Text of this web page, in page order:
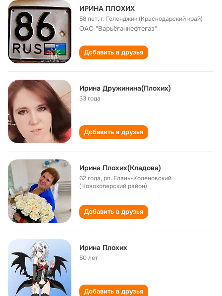
ИРИНА ПЛОХИХ
58 лет,г. Геленджик (Краснодарский край)
ОАО "Варьёганнефтегаз"
Добавить в друзья
Ирина Дружинина(Плохих)
33 года
Добавить в друзья
Ирина Плохих(Кладова)
62 года,рп. Елань-Коленовский
(Новохоперский район)
Добавить в друзья
Ирина Плохих
50 лет
Добавить в друзья